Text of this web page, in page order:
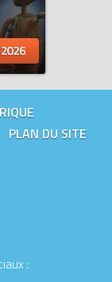
PLAN DU SITE
: